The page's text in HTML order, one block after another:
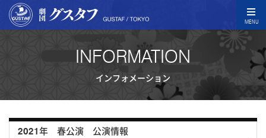
MENU
INFORMATION
インフォメーション
2021年 春公演 公演情報